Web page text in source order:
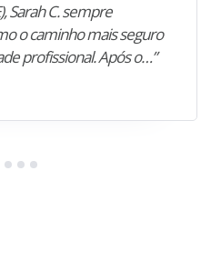
Sarah C. sempre
o caminho mais seguro
profissional. Após o…”